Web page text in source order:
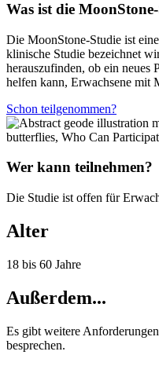
Was ist die
Die MoonStone-Studie ist
klinische Studie bezeichnet
herauszufinden, ob ein neues
helfen kann, Erwachsene mit
Schon teilgenommen?
Wer kann teilnehmen?
Die Studie ist offen für
Alter
18 bis 60 Jahre
Außerdem...
Es gibt weitere
besprechen.